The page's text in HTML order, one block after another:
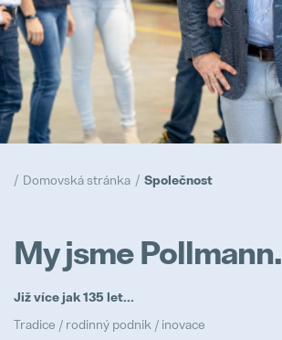
Inovace
Popular
Naše zásady
Popular
Popular
Popular
Domovská stránka Společnost
My jsme Pollmann.
Již více jak 135 let...
Tradice / rodinný podnik / inovace